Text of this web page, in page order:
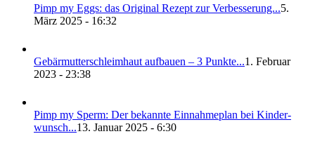
Pimp my Eggs: das Ori­gi­nal Rezept zur Ver­bes­se­rung...5.
März 2025 - 16:32
Gebär­mut­ter­schleim­haut auf­bau­en – 3 Punk­te...1. Februar
2023 - 23:38
Pimp my Sperm: Der bekann­te Ein­nah­me­plan bei Kin­der­
wunsch...13. Januar 2025 - 6:30